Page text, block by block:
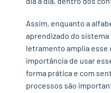
Assim, enquanto a
aprendizado do sistema
letramento amplia esse
importância de usar
forma prática e com
processos são